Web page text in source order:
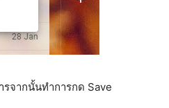
รจากนั้นทำการกด Save